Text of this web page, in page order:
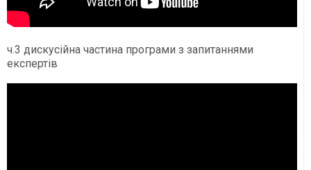
ч.3 дискусійна частина програми з запитаннями
експертів